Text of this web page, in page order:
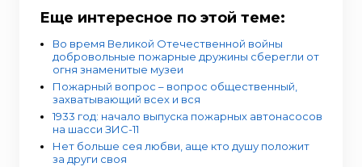
Еще интересное по этой теме:
Во время Великой Отечественной войны
добровольные пожарные дружины сберегли от
огня знаменитые музеи
Пожарный вопрос – вопрос общественный,
захватывающий всех и вся
1933 год: начало выпуска пожарных автонасосов
на шасси ЗИС-11
Нет больше сея любви, аще кто душу положит
за други своя